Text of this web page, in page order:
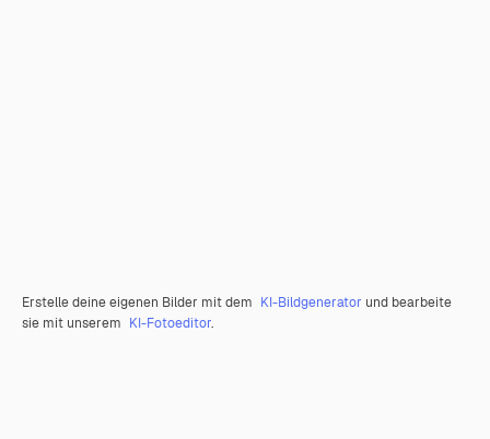
Erstelle deine eigenen Bilder mit dem KI-Bildgenerator und bearbeite
sie mit unserem KI-Fotoeditor.